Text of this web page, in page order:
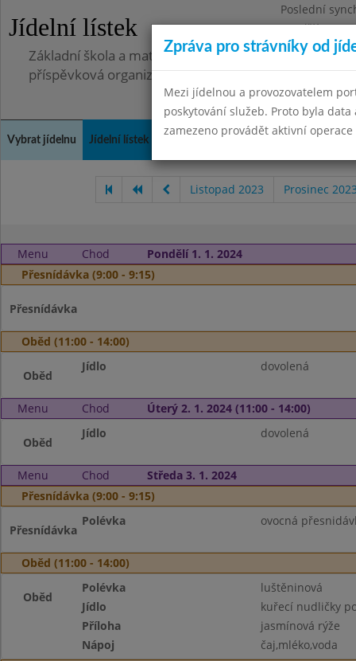
Jídelní lístek
Poslední
Pondělí
Základní škola a mateřská škola, Pavlovice u
příspěvková organizace
Vybrat jídelnu Jídelní lístek Kontakty a informace
Listopad 2023 Prosinec
Menu Chod
Pondělí 1. 1. 2024
Přesnídávka (9:00 - 9:15)
Přesnídávka
Oběd (11:00 - 14:00)
Oběd
Jídlo dovolená
Menu Chod Úterý 2. 1. 2024 (11:00 - 14:00)
Oběd
Jídlo dovolená
Menu Chod
Středa 3. 1. 2024
Přesnídávka (9:00 - 9:15)
Přesnídávka
Polévka ovocná
Oběd (11:00 - 14:00)
Oběd
Polévka
luštěninová
Jídlo
kuřecí nudličky
Příloha
jasmínová rýže
Nápoj
čaj,mléko,voda
Zpráva pro strávníky od
Mezi jídelnou a provozovatelem
poskytování služeb. Proto byla
zamezeno provádět aktivní